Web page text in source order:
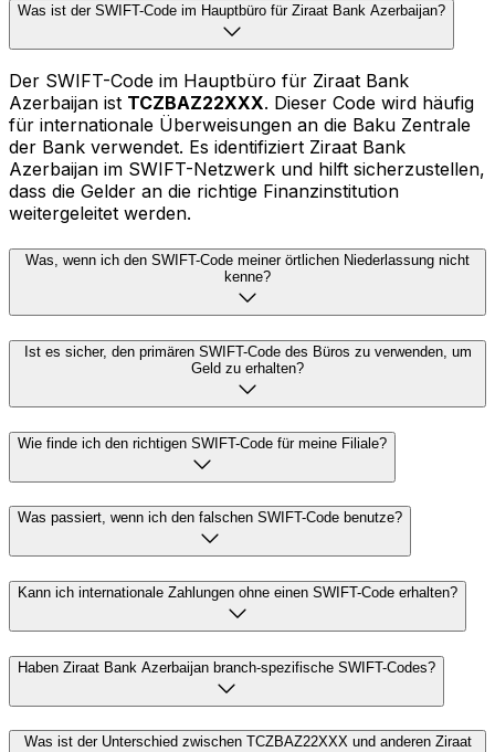
Was ist der SWIFT-Code im Hauptbüro für Ziraat Bank Azerbaijan?
Der SWIFT-Code im Hauptbüro für Ziraat Bank
Azerbaijan ist TCZBAZ22XXX. Dieser Code wird häufig
für internationale Überweisungen an die Baku Zentrale
der Bank verwendet. Es identifiziert Ziraat Bank
Azerbaijan im SWIFT-Netzwerk und hilft sicherzustellen,
dass die Gelder an die richtige Finanzinstitution
weitergeleitet werden.
Was, wenn ich den SWIFT-Code meiner örtlichen Niederlassung nicht
kenne?
Ist es sicher, den primären SWIFT-Code des Büros zu verwenden, um
Geld zu erhalten?
Wie finde ich den richtigen SWIFT-Code für meine Filiale?
Was passiert, wenn ich den falschen SWIFT-Code benutze?
Kann ich internationale Zahlungen ohne einen SWIFT-Code erhalten?
Haben Ziraat Bank Azerbaijan branch-spezifische SWIFT-Codes?
Was ist der Unterschied zwischen TCZBAZ22XXX und anderen Ziraat